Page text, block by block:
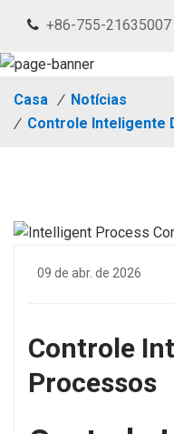
+86-755-21635007
Casa / Notícias
/ Controle Inteligente
09 de abr. de 2026
Controle
Processos